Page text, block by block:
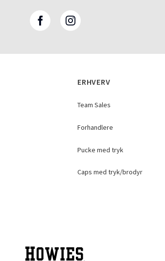
ERHVERV
Team Sales
Forhandlere
Pucke med tryk
Caps med tryk/brodyr